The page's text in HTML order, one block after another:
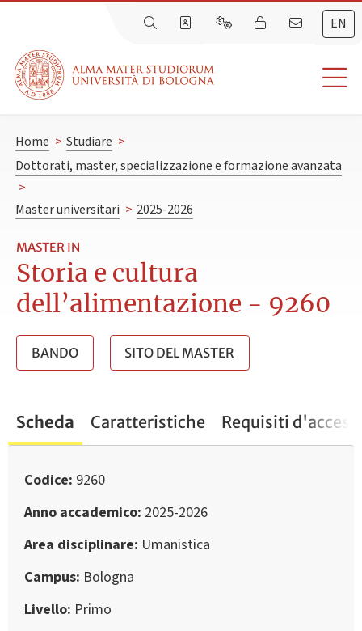
EN
Home > Studiare >
Dottorati, master, specializzazione e formazione avanzata
>
Master universitari > 2025-2026
MASTER IN
Storia e cultura
dell’alimentazione - 9260
BANDO SITO DEL MASTER
Scheda Caratteristiche Requisiti
Codice 9260
Anno accademico 2025-2026
Area disciplinare Umanistica
Campus Bologna
Livello Primo